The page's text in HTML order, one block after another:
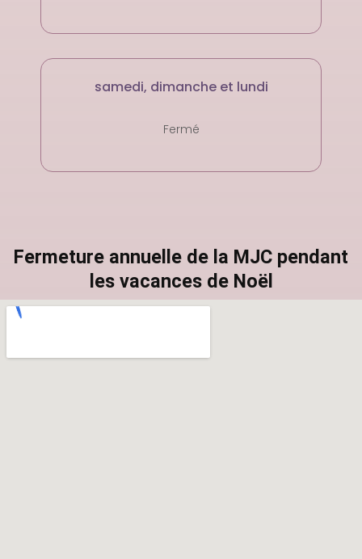
samedi, dimanche et lundi
Fermé
Fermeture annuelle de la MJC pendant
les vacances de Noël